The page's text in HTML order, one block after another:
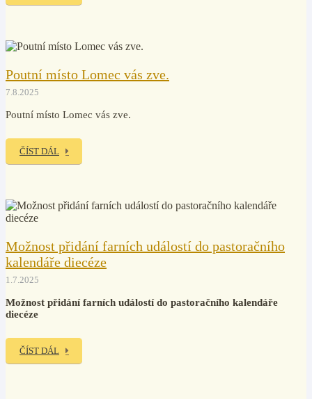
Poutní místo Lomec vás zve.
7.8.2025
Poutní místo Lomec vás zve.
ČÍST DÁL
Možnost přidání farních událostí do pastoračního
kalendáře diecéze
1.7.2025
Možnost přidání farních událostí do pastoračního kalendáře
diecéze
ČÍST DÁL